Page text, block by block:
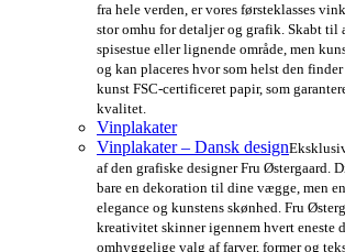
fra hele verden, er vores førsteklasses
stor omhu for detaljer og grafik. Skabt til
spisestue eller lignende område, men
og kan placeres hvor som helst den
kunst FSC-certificeret papir, som
kvalitet.
Vinplakater
Vinplakater – Dansk design
af den grafiske designer Fru Østergaard.
bare en dekoration til dine vægge, men
elegance og kunstens skønhed. Fru
kreativitet skinner igennem hvert eneste
omhyggelige valg af farver, former og